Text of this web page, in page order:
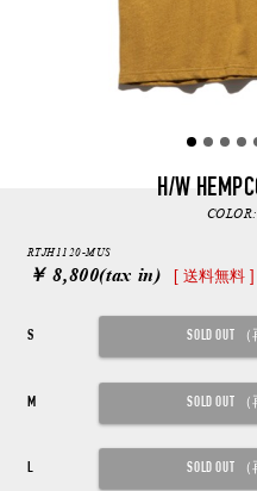
H/W
RTJH1120-MUS
￥ 8,800(tax in) [ 送料無料 ]
S
M
L